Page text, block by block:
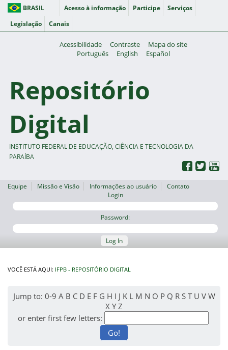
BRASIL Acesso à informação Participe
Serviços
Legislação
Canais
Acessibilidade Contraste
Mapa do site
Português
English Español
Repositório
Digital
INSTITUTO FEDERAL DE EDUCAÇÃO, CIÊNCIA E TECNOLOGIA DA
PARAÍBA
Equipe Missão e Visão Informações ao usuário
Contato
Login
Password:
Log In
VOCÊ ESTÁ AQUI: IFPB - REPOSITÓRIO DIGITAL
Jump to: 0-9 A B C D E F G H I J K L M N O P Q R S T U V W
X Y Z
or enter first few letters: